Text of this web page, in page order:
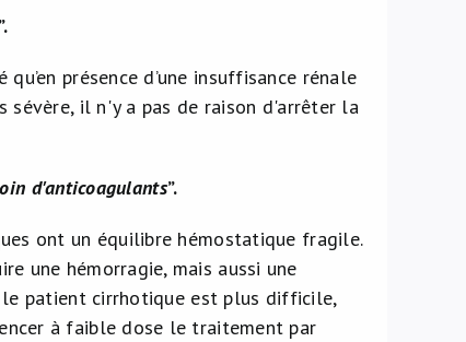
présence d’une insuffisance rénale
sévère, il n'y a pas de raison d'arrêter la
d'anticoagulants”.
ont un équilibre hémostatique fragile.
une hémorragie, mais aussi une
patient cirrhotique est plus difficile,
à faible dose le traitement par